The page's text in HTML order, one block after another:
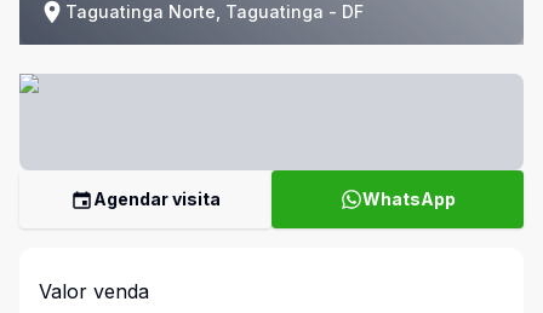
Taguatinga Norte, Taguatinga - DF
Agendar visita WhatsApp
Valor venda